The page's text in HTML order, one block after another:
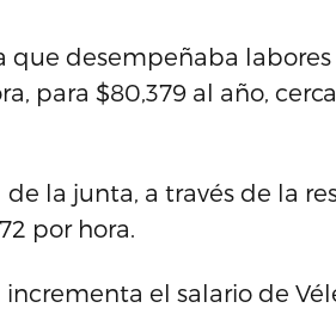
que desempeñaba
para $80,379 al año,
la junta, a través de la
por hora.
el salario de